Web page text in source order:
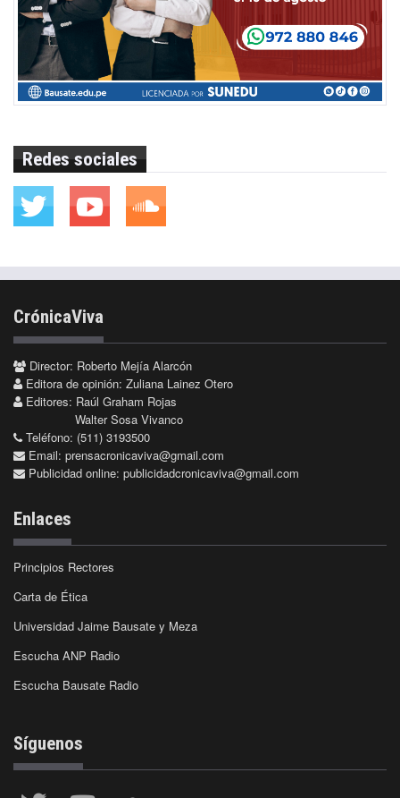
Redes sociales
CrónicaViva
Director: Roberto Mejía Alarcón
Editora de opinión: Zuliana Lainez Otero
Editores: Raúl Graham Rojas
Walter Sosa Vivanco
Teléfono: (511) 3193500
Email: prensacronicaviva@gmail.com
Publicidad online: publicidadcronicaviva@gmail.com
Enlaces
Principios Rectores
Carta de Ética
Universidad Jaime Bausate y Meza
Escucha ANP Radio
Escucha Bausate Radio
Síguenos